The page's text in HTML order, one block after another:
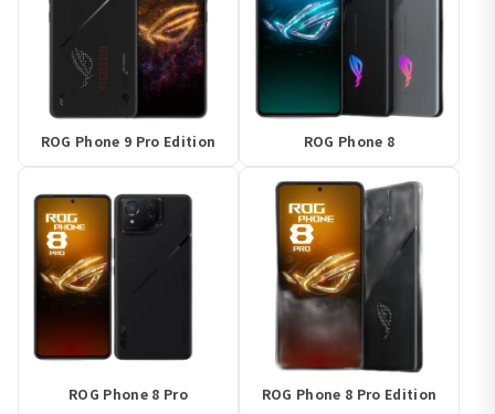
ROG Phone 9 Pro Edition ROG Phone 8
ROG Phone 8 Pro ROG Phone 8 Pro Edition